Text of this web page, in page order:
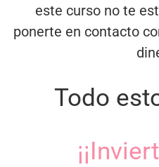
este curso no te
ponerte en contacto
Todo